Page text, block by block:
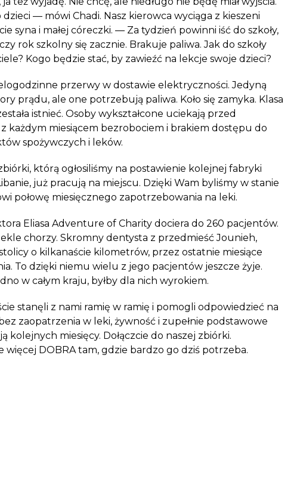
dzieci — mówi Chadi. Nasz kierowca wyciąga z kieszeni
syna i małej córeczki. — Za tydzień powinni iść do szkoły,
rok szkolny się zacznie. Brakuje paliwa. Jak do szkoły
Kogo będzie stać, by zawieźć na lekcje swoje dzieci?
przerwy w dostawie elektryczności. Jedyną
prądu, ale one potrzebują paliwa. Koło się zamyka. Klasa
istnieć. Osoby wykształcone uciekają przed
każdym miesiącem bezrobociem i brakiem dostępu do
spożywczych i leków.
którą ogłosiliśmy na postawienie kolejnej fabryki
już pracują na miejscu. Dzięki Wam byliśmy w stanie
połowę miesięcznego zapotrzebowania na leki.
Eliasa Adventure of Charity dociera do 260 pacjentów.
chorzy. Skromny dentysta z przedmieść Jounieh,
o kilkanaście kilometrów, przez ostatnie miesiące
To dzięki niemu wielu z jego pacjentów jeszcze żyje.
w całym kraju, byłby dla nich wyrokiem.
stanęli z nami ramię w ramię i pomogli odpowiedzieć na
zaopatrzenia w leki, żywność i zupełnie podstawowe
kolejnych miesięcy. Dołączcie do naszej zbiórki.
DOBRA tam, gdzie bardzo go dziś potrzeba.